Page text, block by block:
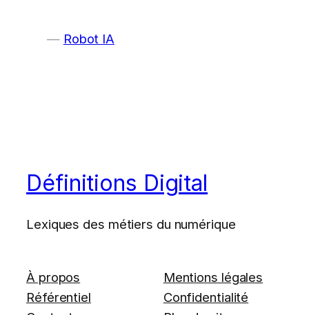
Robot IA
Définitions Digital
Lexiques des métiers du numérique
À propos
Référentiel
Mentions légales
Confidentialité